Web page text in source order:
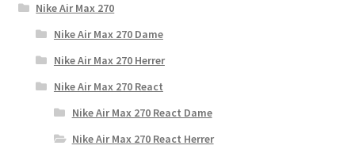
Nike Air Max 270
Nike Air Max 270 Dame
Nike Air Max 270 Herrer
Nike Air Max 270 React
Nike Air Max 270 React Dame
Nike Air Max 270 React Herrer